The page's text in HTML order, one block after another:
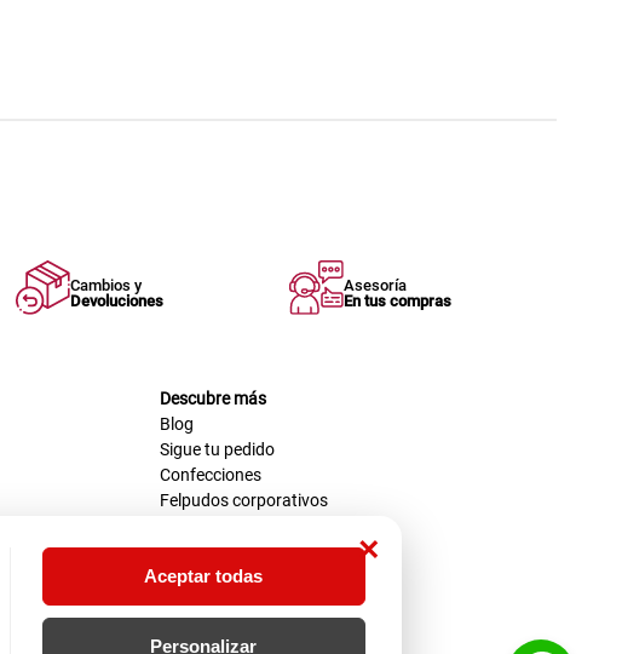
×
Aceptar todas
Personalizar
Cambios y
Devoluciones
Asesoría
En tus compras
Descubre más
Blog
Sigue tu pedido
Confecciones
Felpudos corporativos